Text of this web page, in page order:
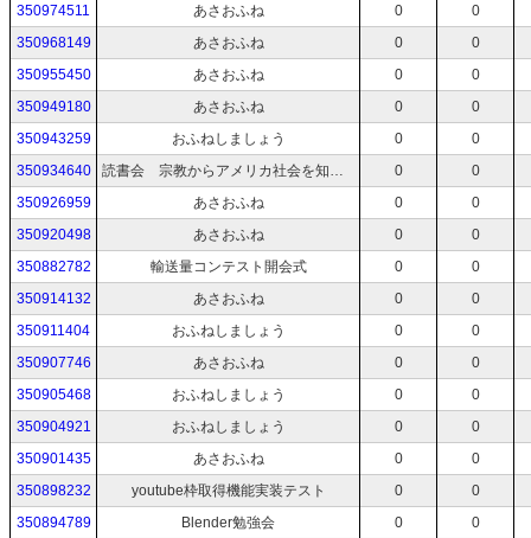
350974511
あさおふね 0
0
350968149
あさおふね 0
0
350955450
あさおふね 0
0
350949180
あさおふね 0
0
350943259
おふねしましょう 0
0
350934640
読書会 宗教からアメリカ社会を知るための48 0
0
350926959
あさおふね 0
0
350920498
あさおふね 0
0
350882782
輸送量コンテスト開会式 0
0
350914132
あさおふね 0
0
350911404
おふねしましょう 0
0
350907746
あさおふね 0
0
350905468
おふねしましょう 0
0
350904921
おふねしましょう 0
0
350901435
あさおふね 0
0
350898232
youtube枠取得機能実装テスト 0
0
350894789
Blender勉強会 0
0